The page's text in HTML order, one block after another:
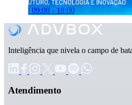
| 09:00 - 18:00
Inteligência que nivela o campo de
Atendimento